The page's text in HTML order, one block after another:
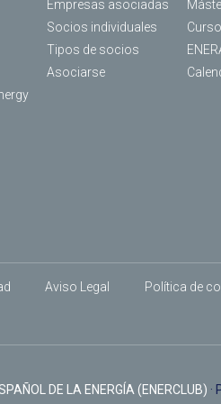
Empresas asociadas
Socios individuales
Tipos de socios
Asociarse
Aviso Legal Política de
DE LA ENERGÍA (ENERCLUB) ·